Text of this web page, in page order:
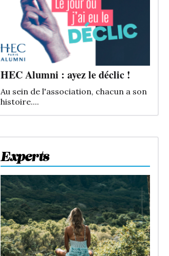
Experts
HEC Alumni : ayez le déclic !
Au sein de l'association, chacun a son
histoire....